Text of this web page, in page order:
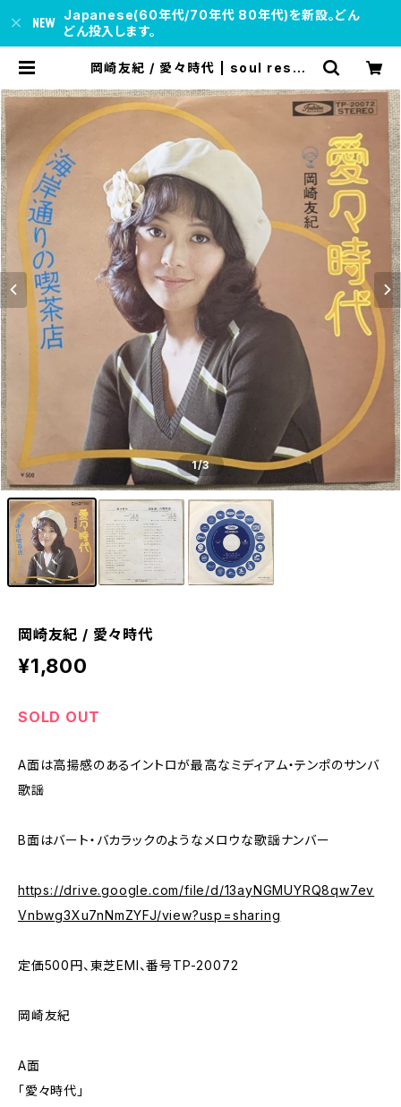
Japanese(60年代/70年代 80年代)を新設。どん
どん投入します。
岡崎友紀 / 愛々時代 | soul respe
1/3
岡崎友紀 / 愛々時代
¥1,800
SOLD OUT
A面は高揚感のあるイントロが最高なミディアム・テンポのサンバ
歌謡
B面はバート・バカラックのようなメロウな歌謡ナンバー
https://drive.google.com/file/d/13ayNGMUYRQ8qw7ev
Vnbwg3Xu7nNmZYFJ/view?usp=sharing
定価500円、東芝EMI、番号TP-20072
岡崎友紀
A面
「愛々時代」